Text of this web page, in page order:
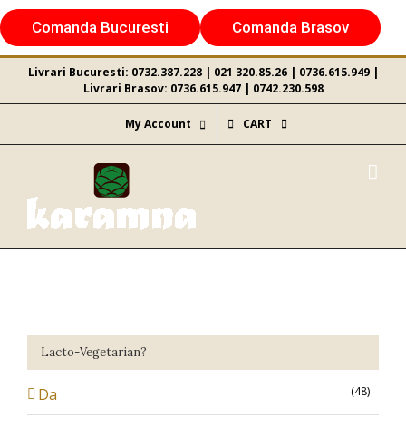
Skip
to
content
Comanda Bucuresti Comanda Brasov
Livrari Bucuresti: 0732.387.228| 021 320.85.26| 0736.615.949|
Livrari Brasov: 0736.615.947| 0742.230.598
My Account CART
Lacto-Vegetarian?
Da (48)